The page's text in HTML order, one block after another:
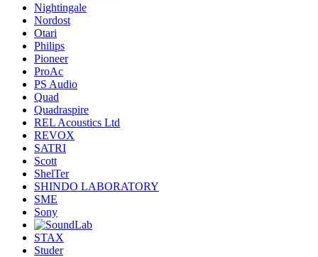
Nightingale
Nordost
Otari
Philips
Pioneer
ProAc
PS Audio
Quad
Quadraspire
REL Acoustics Ltd
REVOX
SATRI
Scott
ShelTer
SHINDO LABORATORY
SME
Sony
STAX
Studer